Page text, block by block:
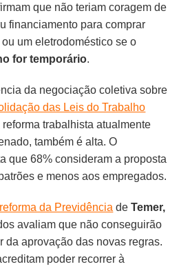
que não teriam coragem de
financiamento para comprar
um eletrodoméstico se o
for temporário.
da negociação coletiva sobre
das Leis do Trabalho
reforma trabalhista atualmente
também é alta. O
que 68% consideram a proposta
e menos aos empregados.
reforma da Previdência deTemer,
avaliam que não conseguirão
da aprovação das novas regras.
poder recorrer à